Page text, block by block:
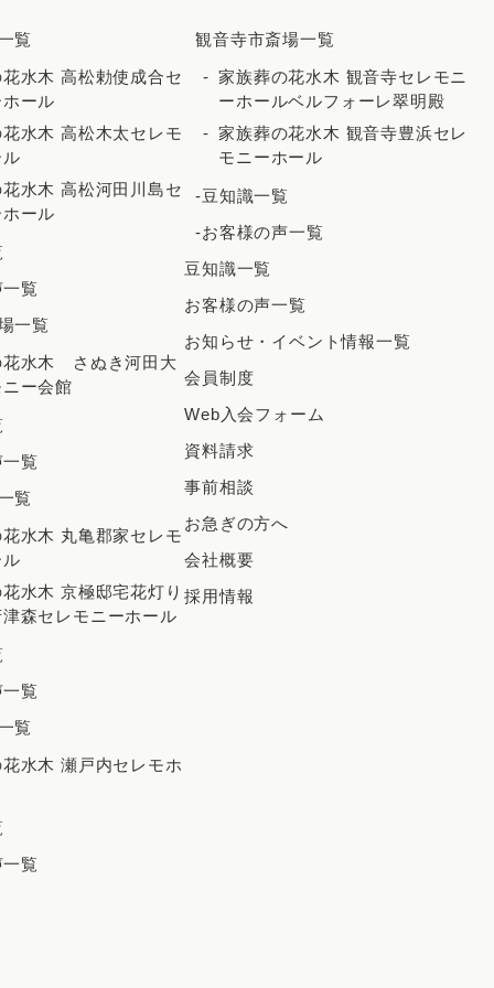
2024年11月
2024年5月
2024年4月
2024年3月
2024年2月
2023年12月
2023年11月
2023年10月
2023年6月
覧
水木 高松勅使成合セ
ール
水木 高松木太セレモ
水木 高松河田川島セ
ール
覧
一覧
花水木 さぬき河田大
ニー会館
覧
覧
水木 丸亀郡家セレモ
水木 京極邸宅花灯り
森セレモニーホール
覧
覧
水木 瀬戸内セレモホ
覧
観音寺市斎場一覧
家族葬の花水木 観音寺セレモニ
ーホールベルフォーレ翠明殿
家族葬の花水木 観音寺豊浜セレ
モニーホール
-豆知識一覧
-お客様の声一覧
豆知識一覧
お客様の声一覧
お知らせ・イベント情報一覧
会員制度
Web入会フォーム
資料請求
事前相談
お急ぎの方へ
会社概要
採用情報